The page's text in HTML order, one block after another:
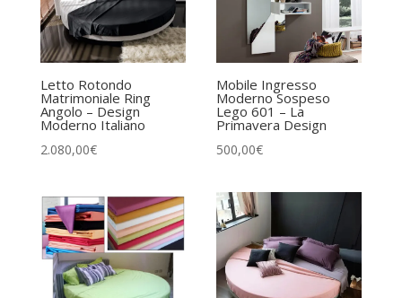
Letto Rotondo
Matrimoniale Ring
Angolo – Design
Moderno Italiano
2.080,00€
Mobile Ingresso
Moderno Sospeso
Lego 601 – La
Primavera Design
500,00€